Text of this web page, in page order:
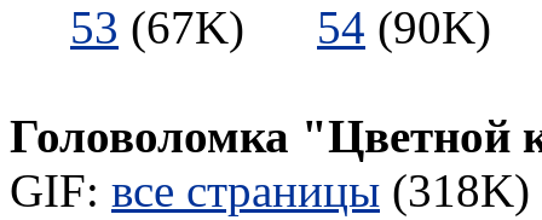
53 (67K) 54
Головоломка "Цветной
GIF: все страницы